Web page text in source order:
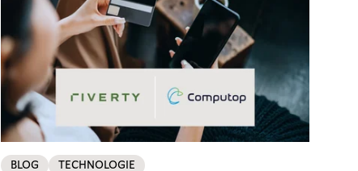
BLOG TECHNOLOGIE